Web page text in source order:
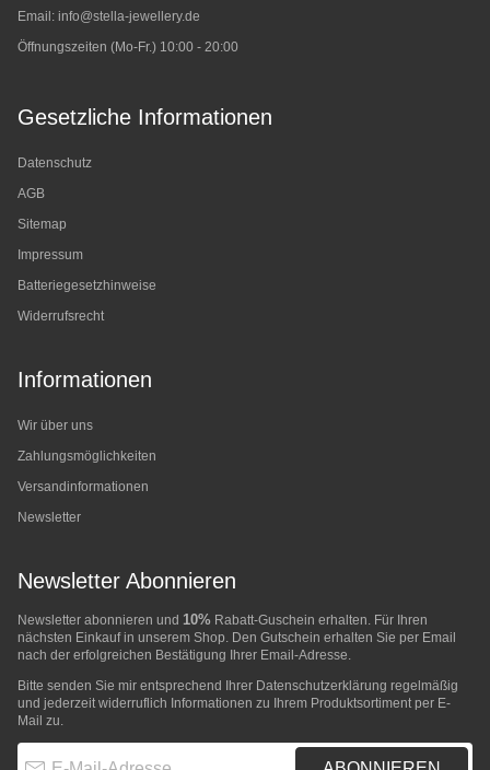
Email: info@stella-jewellery.de
Öffnungszeiten (Mo-Fr.) 10:00 - 20:00
Gesetzliche Informationen
Datenschutz
AGB
Sitemap
Impressum
Batteriegesetzhinweise
Widerrufsrecht
Informationen
Wir über uns
Zahlungsmöglichkeiten
Versandinformationen
Newsletter
Newsletter Abonnieren
Newsletter abonnieren und 10% Rabatt-Guschein erhalten. Für Ihren
nächsten Einkauf in unserem Shop. Den Gutschein erhalten Sie per Email
nach der erfolgreichen Bestätigung Ihrer Email-Adresse.
Bitte senden Sie mir entsprechend Ihrer Datenschutzerklärung regelmäßig
und jederzeit widerruflich Informationen zu Ihrem Produktsortiment per E-
Mail zu.